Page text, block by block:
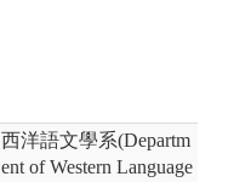
西洋語文學系(Departm
ent of Western Language